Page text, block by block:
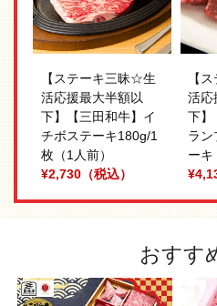
【ステーキ三昧☆生
活応援最大半額以
下】【三田和牛】イ
チボステーキ180g/1
枚（1人前）
¥2,730（税込）
【
活応
下】
ラン
ーキ
おすす